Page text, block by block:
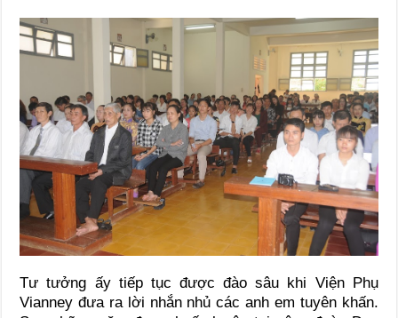
Tư tưởng ấy tiếp tục được đào sâu khi Viện Phụ
Vianney đưa ra lời nhắn nhủ các anh em tuyên khấn.